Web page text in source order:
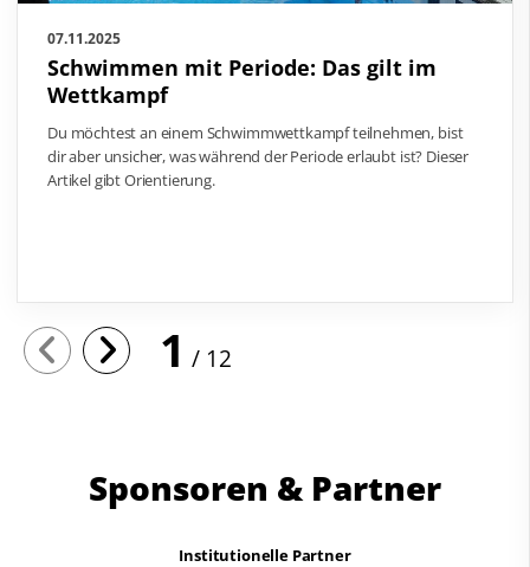
07.11.2025
Schwimmen mit Periode: Das gilt im
Wettkampf
Du möchtest an einem Schwimmwettkampf teilnehmen, bist
dir aber unsicher, was während der Periode erlaubt ist? Dieser
Artikel gibt Orientierung.
1 12
Sponsoren & Partner
Institutionelle Partner